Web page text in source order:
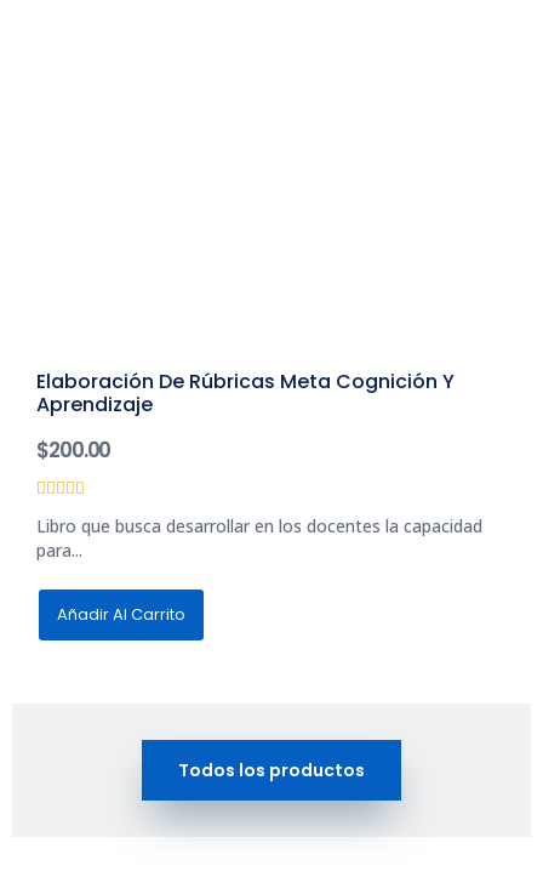
Elaboración De Rúbricas Meta Cognición Y
Aprendizaje
$200.00
con
0
de
Libro que busca desarrollar en los docentes la capacidad
para...
Añadir Al Carrito
Todos los productos